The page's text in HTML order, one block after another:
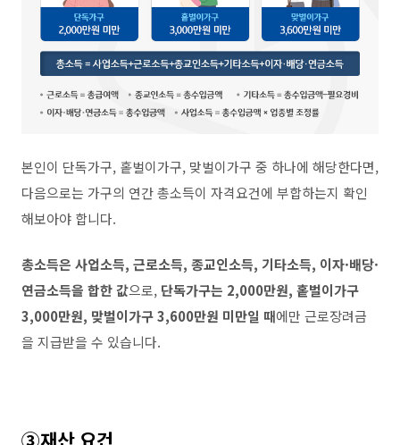
본인이 단독가구, 홑벌이가구, 맞벌이가구 중 하나에 해당한다면,
다음으로는 가구의 연간 총소득이 자격요건에 부합하는지 확인
해보아야 합니다.
총소득은 사업소득, 근로소득, 종교인소득, 기타소득, 이자·배당·
연금소득을 합한 값으로, 단독가구는 2,000만원, 홑벌이가구
3,000만원, 맞벌이가구3,600만원 미만일 때에만 근로장려금
을 지급받을 수 있습니다.
③재산 요건